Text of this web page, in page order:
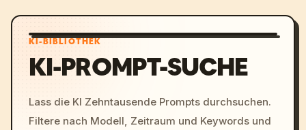
KI-BIBLIOTHEK
KI-PROMPT-SUCHE
Lass die KI Zehntausende Prompts durchsuchen.
Filtere nach Modell, Zeitraum und Keywords und